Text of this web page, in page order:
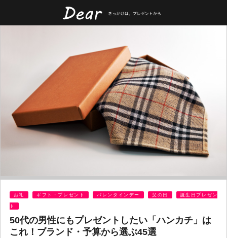
お礼 ギフト・プレゼント バレンタインデー 父の日 誕生日プレゼン
ト
50代の男性にもプレゼントしたい「ハンカチ」は
これ！ブランド・予算から選ぶ45選